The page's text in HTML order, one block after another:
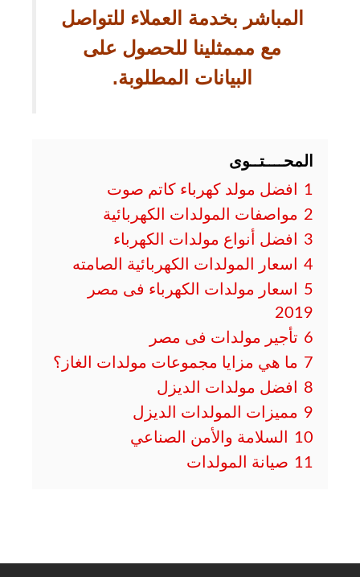
المباشر بخدمة العملاء للتواصل
مع مممثلينا للحصول على
البيانات المطلوبة.
المحــــتــوى
1
افضل مولد كهرباء كاتم صوت
2 مواصفات المولدات الكهربائية
3
افضل أنواع مولدات الكهرباء
4
اسعار المولدات الكهربائية الصامته
5
اسعار مولدات الكهرباء فى مصر
2019
6 تأجير مولدات فى مصر
7 ما هي مزايا مجموعات مولدات الغاز؟
8
افضل مولدات الديزل
9 مميزات المولدات الديزل
10
السلامة والأمن الصناعي
11 صيانة المولدات